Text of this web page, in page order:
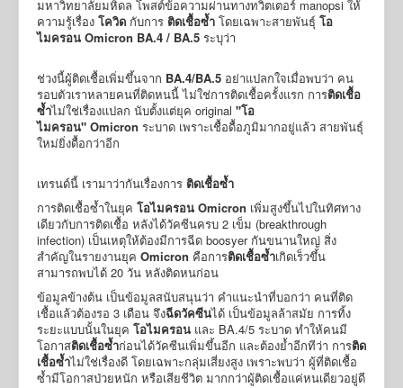
มหาวิทยาลัยมหิดล โพสต์ข้อความผ่านทางทวิตเตอร์ manopsi ให้
ความรู้เรื่อง โควิด กับการ ติดเชื้อซ้ำ โดยเฉพาะสายพันธุ์ โอ
ไมครอน Omicron BA.4 / BA.5 ระบุว่า
ช่วงนี้ผู้ติดเชื้อเพิ่มขึ้นจาก BA.4/BA.5 อย่าแปลกใจเมื่อพบว่า คน
รอบตัวเราหลายคนที่ติดหนนี้ ไม่ใช่การติดเชื้อครั้งแรก การติดเชื้อ
ซ้ำไม่ใช่เรื่องแปลก นับตั้งแต่ยุค original "โอ
ไมครอน" Omicron ระบาด เพราะเชื้อดื้อภูมิมากอยู่แล้ว สายพันธุ์
ใหม่ยิ่งดื้อกว่าอีก
เทรนด์นี้ เรามาว่ากันเรื่องการ ติดเชื้อซ้ำ
การติดเชื้อซ้ำในยุค โอไมครอน Omicron เพิ่มสูงขึ้นไปในทิศทาง
เดียวกับการติดเชื้อ หลังได้วัคซีนครบ 2 เข็ม (breakthrough
infection) เป็นเหตุให้ต้องมีการฉีด boosyer กันขนานใหญ่ สิ่ง
สำคัญในรายงานยุค Omicron คือการติดเชื้อซ้ำเกิดเร็วขึ้น
สามารถพบได้ 20 วัน หลังติดหนก่อน
ข้อมูลข้างต้น เป็นข้อมูลสนับสนุนว่า คำแนะนำที่บอกว่า คนที่ติด
เชื้อแล้วต้องรอ 3 เดือน จึงฉีดวัคซีนได้ เป็นข้อมูลล้าสมัย การทิ้ง
ระยะแบบนั้นในยุค โอไมครอน และ BA.4/5 ระบาด ทำให้คนมี
โอกาสติดเชื้อซ้ำก่อนได้วัคซีนเพิ่มขึ้นอีก และต้องย้ำอีกทีว่า การติด
เชื้อซ้ำไม่ใช่เรื่องดี โดยเฉพาะกลุ่มเสี่ยงสูง เพราะพบว่า ผู้ที่ติดเชื้อ
ซ้ำมีโอกาสป่วยหนัก หรือเสียชีวิต มากกว่าผู้ติดเชื้อแค่หนเดียวอยู่ดี